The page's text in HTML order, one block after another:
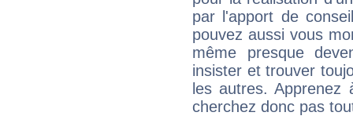
par l'apport de
pouvez aussi vous
même presque
insister et trouver
les autres.
cherchez donc pas